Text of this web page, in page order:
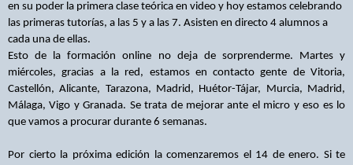
en su poder la primera clase teórica en video y hoy estamos celebrando
las primeras tutorías, a las 5 y a las 7. Asisten en directo 4 alumnos a
cada una de ellas.
Esto de la formación online no deja de sorprenderme. Martes y
miércoles, gracias a la red, estamos en contacto gente de Vitoria,
Castellón, Alicante, Tarazona, Madrid, Huétor-Tájar, Murcia, Madrid,
Málaga, Vigo y Granada. Se trata de mejorar ante el micro y eso es lo
que vamos a procurar durante 6 semanas.
Por cierto la próxima edición la comenzaremos el 14 de enero. Si te